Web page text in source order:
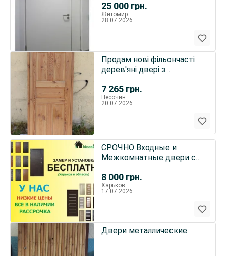
25 000 грн.
Житомир
28.07.2026
7 265 грн.
Продам нові фільончасті
дерев'яні двері з
Песочин
20.07.2026
8 000 грн.
СРОЧНО Входные и
Межкомнатные двери с
Харьков
17.07.2026
Двери металлические